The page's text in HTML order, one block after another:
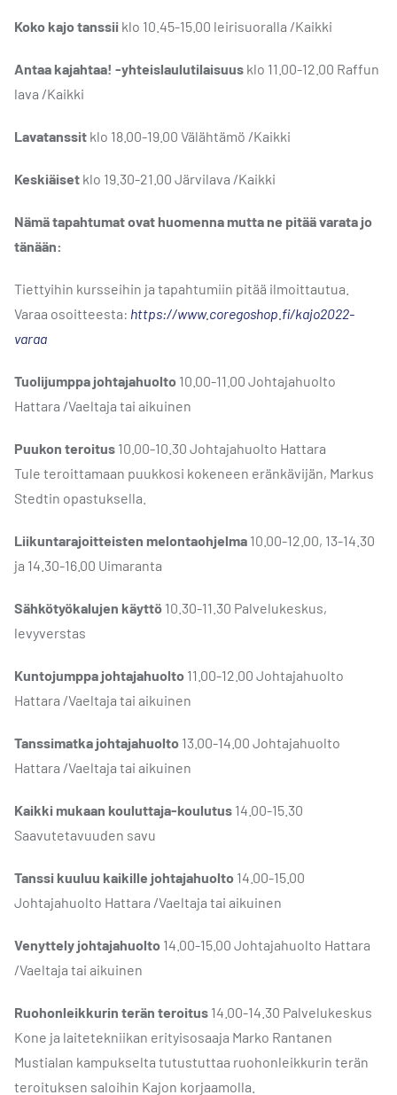
Koko kajo tanssii klo 10.45-15.00 leirisuoralla /Kaikki
Antaa kajahtaa! -yhteislaulutilaisuus klo 11.00-12.00 Raffun
lava /Kaikki
Lavatanssit klo 18.00-19.00 Välähtämö /Kaikki
Keskiäiset klo 19.30-21.00 Järvilava /Kaikki
Nämä tapahtumat ovat huomenna mutta ne pitää varata jo
tänään:
Tiettyihin kursseihin ja tapahtumiin pitää ilmoittautua.
Varaa osoitteesta: https://www.coregoshop.fi/kajo2022-
varaa
Tuolijumppa johtajahuolto 10.00-11.00 Johtajahuolto
Hattara /Vaeltaja tai aikuinen
Puukon teroitus 10.00-10.30 Johtajahuolto Hattara
Tule teroittamaan puukkosi kokeneen eränkävijän, Markus
Stedtin opastuksella.
Liikuntarajoitteisten melontaohjelma 10.00-12.00, 13-14.30
ja 14.30-16.00 Uimaranta
Sähkötyökalujen käyttö 10.30-11.30 Palvelukeskus,
levyverstas
Kuntojumppa johtajahuolto 11.00-12.00 Johtajahuolto
Hattara /Vaeltaja tai aikuinen
Tanssimatka johtajahuolto 13.00-14.00 Johtajahuolto
Hattara /Vaeltaja tai aikuinen
Kaikki mukaan kouluttaja-koulutus 14.00-15.30
Saavutetavuuden savu
Tanssi kuuluu kaikille johtajahuolto 14.00-15.00
Johtajahuolto Hattara /Vaeltaja tai aikuinen
Venyttely johtajahuolto 14.00-15.00 Johtajahuolto Hattara
/Vaeltaja tai aikuinen
Ruohonleikkurin terän teroitus 14.00-14.30 Palvelukeskus
Kone ja laitetekniikan erityisosaaja Marko Rantanen
Mustialan kampukselta tutustuttaa ruohonleikkurin terän
teroituksen saloihin Kajon korjaamolla.